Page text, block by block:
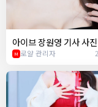
아이브 장원영 기사 사진
M 로얄 관리자